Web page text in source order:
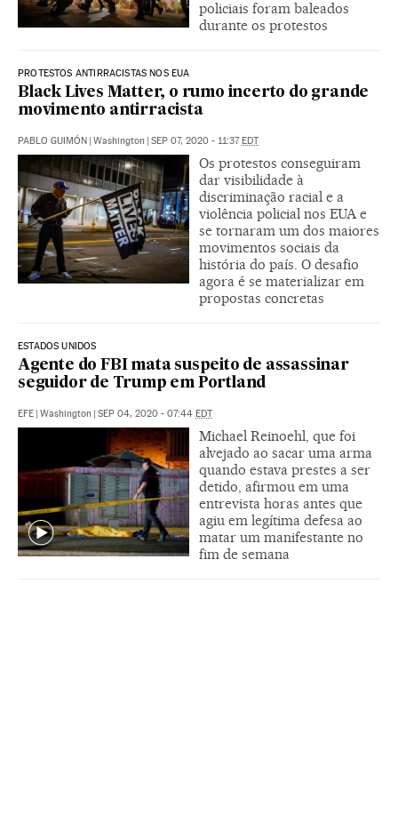
policiais foram baleados
durante os protestos
PROTESTOS ANTIRRACISTAS NOS EUA
Black Lives Matter, o rumo incerto do grande
movimento antirracista
PABLO GUIMÓN Washington SEP 07, 2020 - 11:37 EDT
Os protestos conseguiram
dar visibilidade à
discriminação racial e a
violência policial nos EUA e
se tornaram um dos maiores
movimentos sociais da
história do país. O desafio
agora é se materializar em
propostas concretas
ESTADOS UNIDOS
Agente do FBI mata suspeito de assassinar
seguidor de Trump em Portland
EFE Washington SEP 04, 2020 - 07:44 EDT
Michael Reinoehl, que foi
alvejado ao sacar uma arma
quando estava prestes a ser
detido, afirmou em uma
entrevista horas antes que
agiu em legítima defesa ao
matar um manifestante no
fim de semana